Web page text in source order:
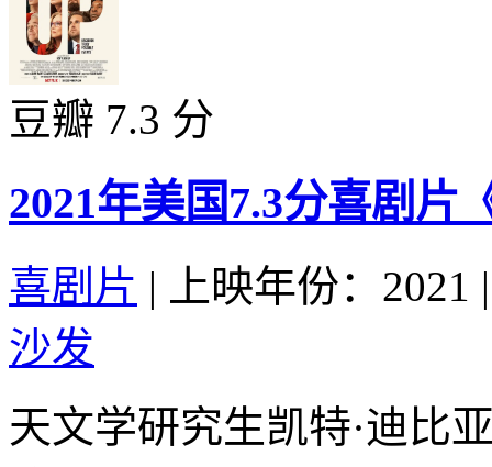
豆瓣 7.3 分
2021年美国7.3分喜剧片
喜剧片 | 上映年份：2021 |
沙发
天文学研究生凯特·迪比